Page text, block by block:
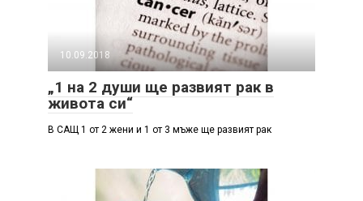
10.09.2018
„1 на 2 души ще развият рак в
живота си“
В САЩ 1 от 2 жени и 1 от 3 мъже ще развият рак